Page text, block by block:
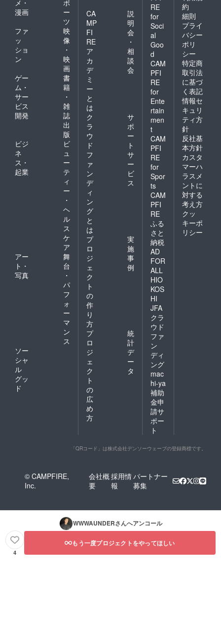
メ・
漫画
ポ
ー
ツ
ファ
ッ
ショ
ン
映
像
・
映
画
ゲー
ム・
サー
ビス
開発
書
籍
・
雑
誌
出
版
ビジ
ネ
ス・
起業
ビ
ュ
ー
テ
ィ
ー
・
ヘ
ル
ス
ケ
ア
アー
ト・
写真
舞
台
・
パ
フ
ォ
ー
マ
ン
ス
ソー
シャ
ル
グッ
ド
CA
MP
FI
RE
ア
カ
デ
ミ
ー
と
は
説
明
会
・
相
談
会
ク
ラ
ウ
ド
フ
ァ
ン
デ
ィ
ン
グ
と
は
サ
ポ
ー
ト
サ
ー
ビ
ス
プ
ロ
ジ
ェ
ク
ト
の
作
り
方
実
施
事
例
プ
ロ
ジ
ェ
ク
ト
の
広
め
方
統
計
デ
ー
タ
RE
for
Soci
al
Goo
d
CAM
PFI
RE
for
Ente
rtain
men
t
CAM
PFI
RE
for
Spor
ts
CAM
PFI
RE
ふる
さと
納税
AD
FOR
ALL
HIO
KOS
HI
JFA
クラ
ウド
ファ
ン
ディ
ング
mac
hi-ya
補助
金申
請サ
ポー
ト
約
細則
プライ
バシー
ポリ
シー
特定商
取引法
に基づ
く表記
情報セ
キュリ
ティ方
針
反社基
本方針
カスタ
マーハ
ラスメ
ントに
対する
考え方
クッ
キーポ
リシー
「QRコード」は株式会社デンソーウェーブの登録商標です。
© CAMPFIRE,
Inc.
会社概
要
採用情
報
パートナー
募集
WWWAUNDERさんへアンコール
4
もう一度プロジェクトをやってほしい